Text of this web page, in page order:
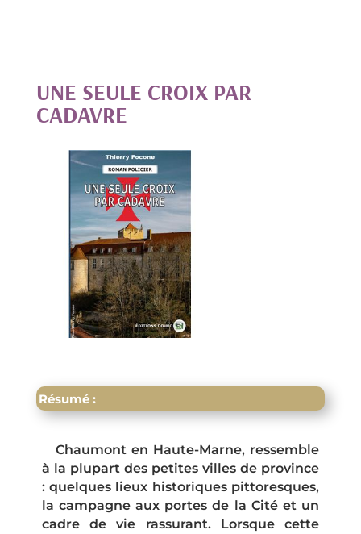
UNE SEULE CROIX PAR
CADAVRE
Résumé :
Chaumont en Haute-Marne, ressemble
à la plupart des petites villes de province
: quelques lieux historiques pittoresques,
la campagne aux portes de la Cité et un
cadre de vie rassurant. Lorsque cette